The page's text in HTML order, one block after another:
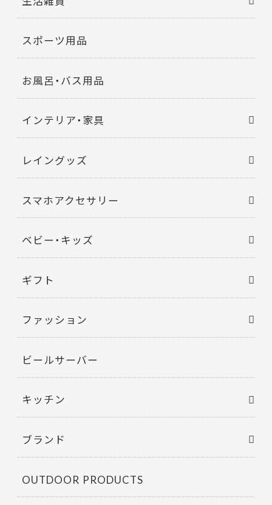
スポーツ用品
お風呂・バス用品
インテリア・家具
レイングッズ
スマホアクセサリー
ベビー・キッズ
ギフト
ファッション
ビールサーバー
キッチン
ブランド
OUTDOOR PRODUCTS